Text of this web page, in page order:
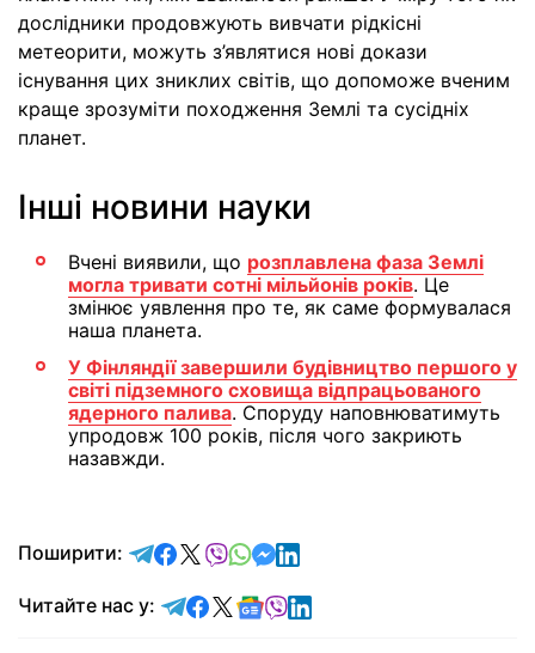
дослідники продовжують вивчати рідкісні
метеорити, можуть з’являтися нові докази
існування цих зниклих світів, що допоможе вченим
краще зрозуміти походження Землі та сусідніх
планет.
Інші новини науки
Вчені виявили, що розплавлена фаза Землі
могла тривати сотні мільйонів років. Це
змінює уявлення про те, як саме формувалася
наша планета.
У Фінляндії завершили будівництво першого у
світі підземного сховища відпрацьованого
ядерного палива. Споруду наповнюватимуть
упродовж 100 років, після чого закриють
назавжди.
Поширити: відправити у Telegram
поділитись у Facebook
поділитись у X
відправити у Viber
відправити у Whatsapp
відправити у Messenger
відправити у LinkedIn
Читайте нас у: Читайте у Telegram
Читайте у Facebook
Читайте у X
Читайте у Google news
Читайте у Viber
Читайте у LinkedIn